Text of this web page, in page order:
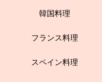
韓国料理
フランス料理
スペイン料理